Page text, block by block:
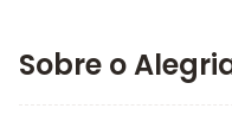
Sobre o